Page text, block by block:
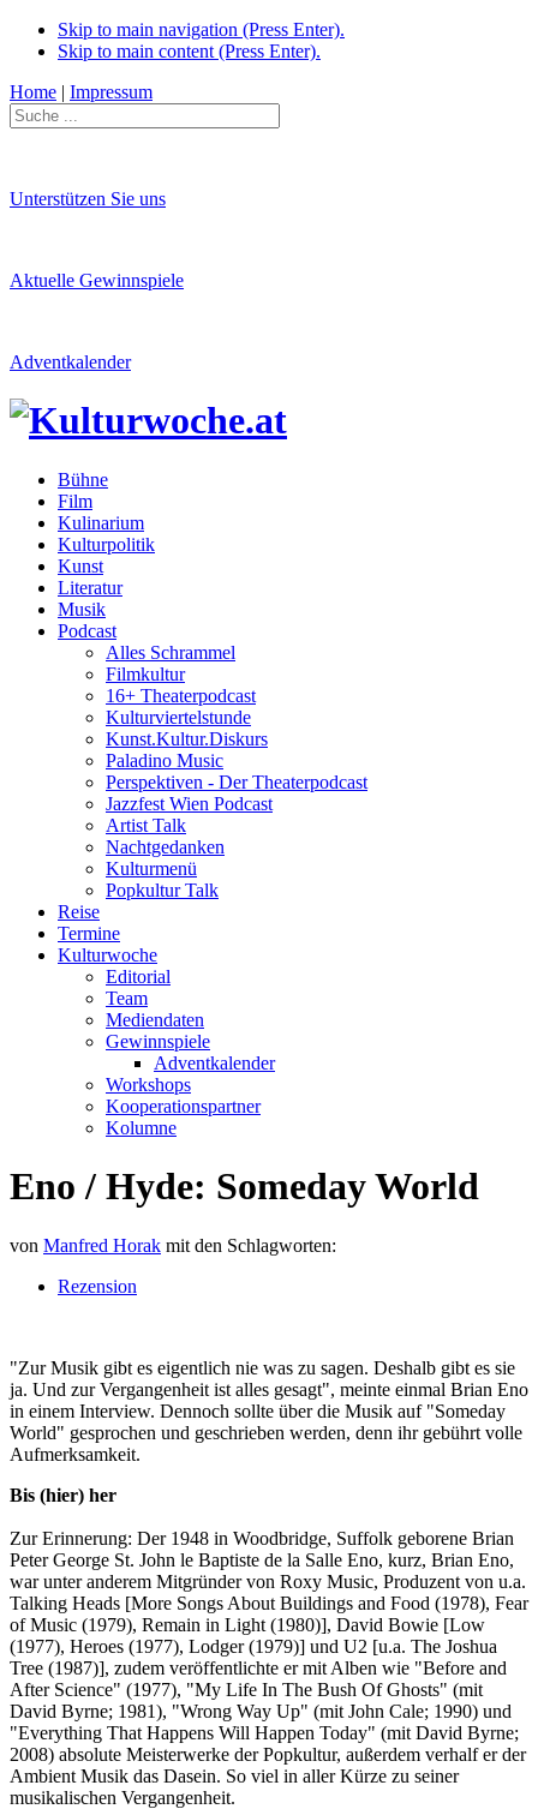
Skip to main navigation (Press Enter).
Skip to main content (Press Enter).
Home | Impressum
Unterstützen Sie uns
Aktuelle Gewinnspiele
Adventkalender
Bühne
Film
Kulinarium
Kulturpolitik
Kunst
Literatur
Musik
Podcast
Alles Schrammel
Filmkultur
16+ Theaterpodcast
Kulturviertelstunde
Kunst.Kultur.Diskurs
Paladino Music
Perspektiven - Der Theaterpodcast
Jazzfest Wien Podcast
Artist Talk
Nachtgedanken
Kulturmenü
Popkultur Talk
Reise
Termine
Kulturwoche
Editorial
Team
Mediendaten
Gewinnspiele
Adventkalender
Workshops
Kooperationspartner
Kolumne
Eno / Hyde: Someday World
von Manfred Horak mit den Schlagworten:
Rezension
"Zur Musik gibt es eigentlich nie was zu sagen. Deshalb gibt es sie
ja. Und zur Vergangenheit ist alles gesagt", meinte einmal Brian Eno
in einem Interview. Dennoch sollte über die Musik auf "Someday
World" gesprochen und geschrieben werden, denn ihr gebührt volle
Aufmerksamkeit.
Bis (hier) her
Zur Erinnerung: Der 1948 in Woodbridge, Suffolk geborene Brian
Peter George St. John le Baptiste de la Salle Eno, kurz, Brian Eno,
war unter anderem Mitgründer von Roxy Music, Produzent von u.a.
Talking Heads [More Songs About Buildings and Food (1978), Fear
of Music (1979), Remain in Light (1980)], David Bowie [Low
(1977), Heroes (1977), Lodger (1979)] und U2 [u.a. The Joshua
Tree (1987)], zudem veröffentlichte er mit Alben wie "Before and
After Science" (1977), "My Life In The Bush Of Ghosts" (mit
David Byrne; 1981), "Wrong Way Up" (mit John Cale; 1990) und
"Everything That Happens Will Happen Today" (mit David Byrne;
2008) absolute Meisterwerke der Popkultur, außerdem verhalf er der
Ambient Musik das Dasein. So viel in aller Kürze zu seiner
musikalischen Vergangenheit.